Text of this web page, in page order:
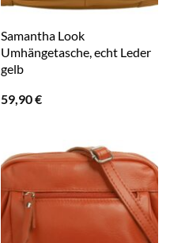
Samantha Look
Umhängetasche, echt Leder
gelb
59,90€